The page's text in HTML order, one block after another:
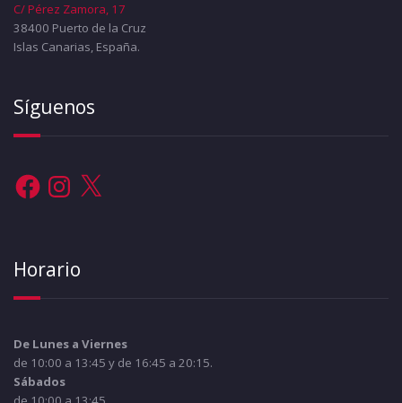
C/ Pérez Zamora, 17
38400 Puerto de la Cruz
Islas Canarias, España.
Síguenos
FacebookInstagram
X
Horario
De Lunes a Viernes
de 10:00 a 13:45 y de 16:45 a 20:15.
Sábados